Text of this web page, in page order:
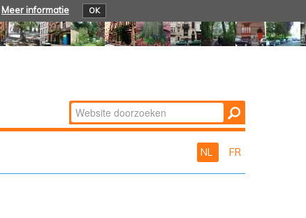
Meer informatie OK
Zoek
Geavanceerd
NL FR